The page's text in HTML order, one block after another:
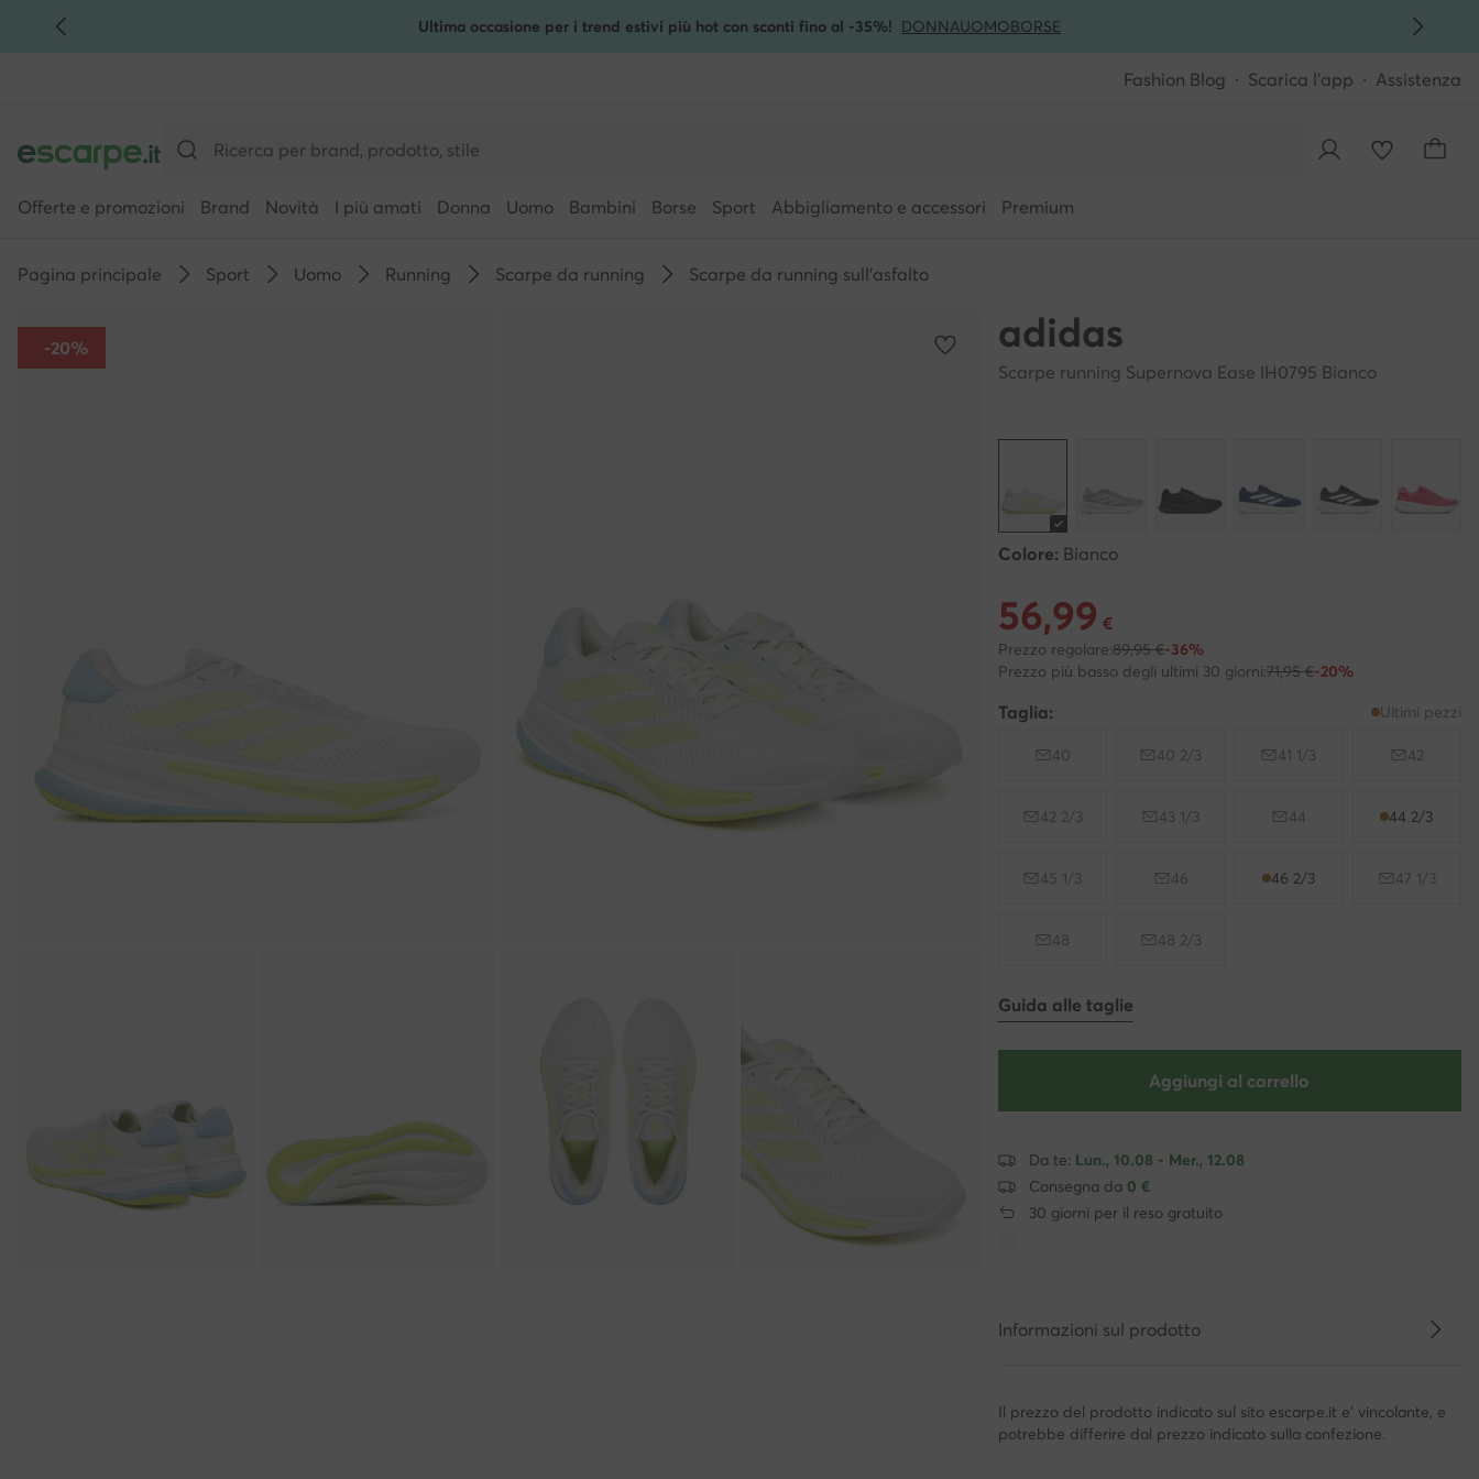
VAI AL CONTENUTO PRINCIPALE Ultima occasione per i trend estivi più hot con sconti fino al -35%! DONNAUOMOBORSE
Fashion Blog Scarica l'app Assistenza
Offerte e promozioni Brand Novità I più amati Donna Uomo Bambini Borse Sport Abbigliamento e accessori Premium
Pagina principale Sport Uomo Running Scarpe da running Scarpe da running sull'asfalto
-20% adidas
Scarpe running Supernova Ease IH0795 Bianco
Colore: Bianco
Prezzo attuale 56,99 €
56,99 €
Prezzo regolare:89,95 €-36%
Prezzo più basso degli ultimi 30 giorni:71,95 €-20%
Taglia: Ultimi pezzi
40 40 2/3 41 1/3 42
42 2/3 43 1/3 44 44 2/3
45 1/3 46 46 2/3 47 1/3
48 48 2/3
Guida alle taglie
Aggiungi al carrello
Da te: Lun., 10.08 - Mer., 12.08
Consegna da 0 €
30 giorni per il reso gratuito
Informazioni sul prodotto
Il prezzo del prodotto indicato sul sito escarpe.it e' vincolante, e
potrebbe differire dal prezzo indicato sulla confezione.